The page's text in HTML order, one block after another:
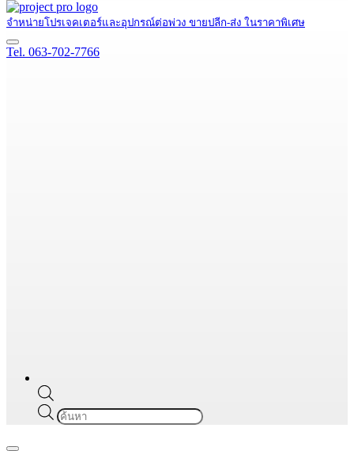
จำหน่ายโปรเจคเตอร์และอุปกรณ์ต่อพ่วง ขายปลีก-ส่ง ในราคาพิเศษ
Navigation
Menu
Tel. 063-702-7766
Products
search
Navigation